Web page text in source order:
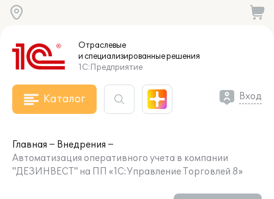
Отраслевые
и специализированныерешения
1С:Предприятие
Каталог Вход
Главная
Внедрения
Автоматизация оперативного учета в компании
"ДЕЗИНВЕСТ" на ПП «1С:Управление Торговлей 8»